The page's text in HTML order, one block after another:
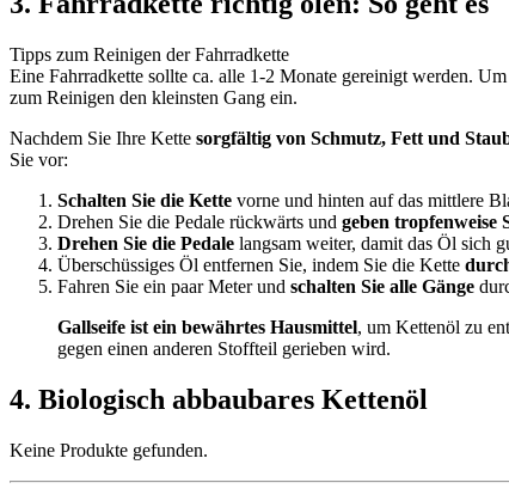
Tipps zum Reinigen der Fahrradkette
Eine Fahrradkette sollte ca. alle 1-2 Monate gereinigt werden.
zum Reinigen den kleinsten Gang ein.
Nachdem Sie Ihre Kette sorgfältig von Schmutz, Fett und
Sie vor:
Schalten Sie die Kette vorne und hinten auf das mittlere
Drehen Sie die Pedale rückwärts und geben tropfenweise
Drehen Sie die Pedale langsam weiter, damit das Öl sich
Überschüssiges Öl entfernen Sie, indem Sie die Kette
Fahren Sie ein paar Meter und schalten Sie alle Gänge
Gallseife ist ein bewährtes Hausmittel, um Kettenöl zu
gegen einen anderen Stoffteil gerieben wird.
4. Biologisch abbaubares Kettenöl
Keine Produkte gefunden.